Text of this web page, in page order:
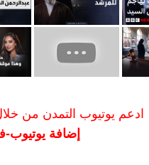
ادعم يوتيوب التمدن من خلال
إضافة